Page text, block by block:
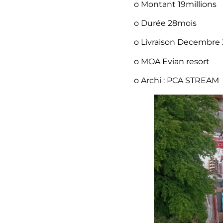
o Montant 19millions
o Durée 28mois
o Livraison Decembre
o MOA Evian resort
o Archi : PCA STREAM